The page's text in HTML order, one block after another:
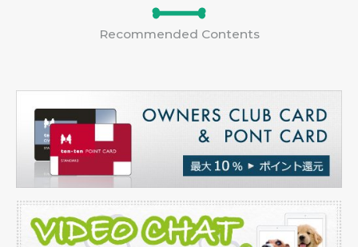
Recommended Contents